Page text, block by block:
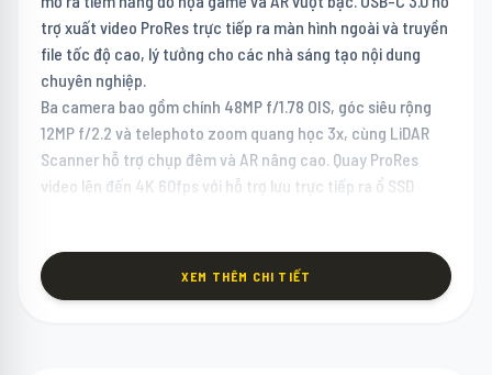
trợ xuất video ProRes trực tiếp ra màn hình ngoài và truyền
file tốc độ cao, lý tưởng cho các nhà sáng tạo nội dung
chuyên nghiệp.
Ba camera bao gồm chính 48MP f/1.78 OIS, góc siêu rộng
12MP f/2.2 và telephoto zoom quang học 3x, cùng LiDAR
Scanner hỗ trợ chụp đêm và AR nâng cao. Quay ProRes
video lên đến 4K 60fps với hỗ trợ lưu trực tiếp ra ổ SSD
Thời lượng pin 23 giờ xem video cùng sạc MagSafe 15W và
USB-C 27W đảm bảo đủ năng lượng cho ngày làm việc dài.
XEM THÊM CHI TIẾT